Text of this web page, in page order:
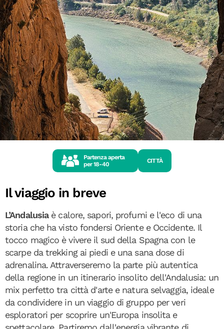
Partenza aperta
per18-40
CITTÀ
Il viaggio in breve
L’Andalusia è calore, sapori, profumi e l'eco di una
storia che ha visto fondersi Oriente e Occidente. Il
tocco magico è vivere il sud della Spagna con le
scarpe da trekking ai piedi e una sana dose di
adrenalina. Attraverseremo la parte più autentica
della regione in un itinerario insolito dell'Andalusia: un
mix perfetto tra città d'arte e natura selvaggia, ideale
da condividere in un viaggio di gruppo per veri
esploratori per scoprire un'Europa insolita e